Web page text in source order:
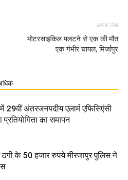
अगला लेख
मोटरसाइकिल पलटने से एक की मौत
एक गंभीर घायल, मिर्जापुर
29वीं अंतरजनपदीय एलार्म एफिसिएंसी
का समापन
के 50 हजार रुपये मीरजापुर पुलिस ने